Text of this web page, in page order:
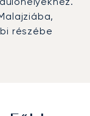
részébe